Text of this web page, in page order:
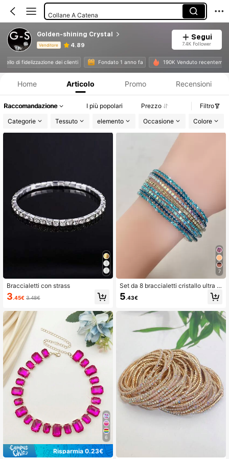
Set Di Bracciali
Golden-shining Crystal
Venditore 4.89
Segui
7.4K Follower
livello di fidelizzazione dei clienti Fondato 1 anno fa 190K Venduto Informazioni sul prodotto: Comunicazione del prezzo, dettagli su vendite e disponibilità.
Home Articolo Promo Recensioni
Raccomandazione I più popolari Prezzo
Filtro
Categorie
Tessuto elemento Occasione Colore
Braccialetti con strass
3.45€ 3.48€
6
Risparmia 0.23€
7
Set da 8 braccialetti cristallo ultra s
ottili da 2mm, braccialetti minimalist
i multicolore versatili da donna, ada
5.43€